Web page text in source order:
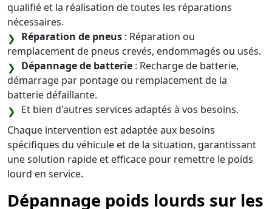
qualifié et la réalisation de toutes les réparations
nécessaires.
Réparation de pneus : Réparation ou
remplacement de pneus crevés, endommagés ou usés.
Dépannage de batterie : Recharge de batterie,
démarrage par pontage ou remplacement de la
batterie défaillante.
Et bien d'autres services adaptés à vos besoins.
Chaque intervention est adaptée aux besoins
spécifiques du véhicule et de la situation, garantissant
une solution rapide et efficace pour remettre le poids
lourd en service.
Dépannage poids lourds sur les